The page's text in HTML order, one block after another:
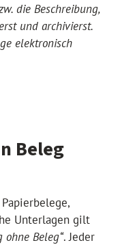
die Beschreibung,
und archivierst.
elektronisch
Beleg
Unterlagen gilt
ohne Beleg“. Jeder